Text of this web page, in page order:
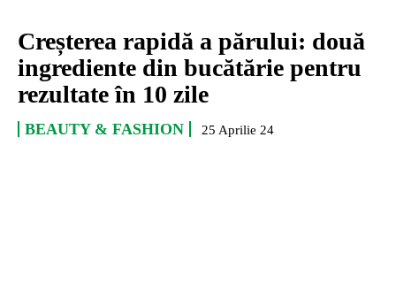
Creșterea rapidă a părului: două
ingrediente din bucătărie pentru
rezultate în 10 zile
BEAUTY & FASHION 25 Aprilie 24